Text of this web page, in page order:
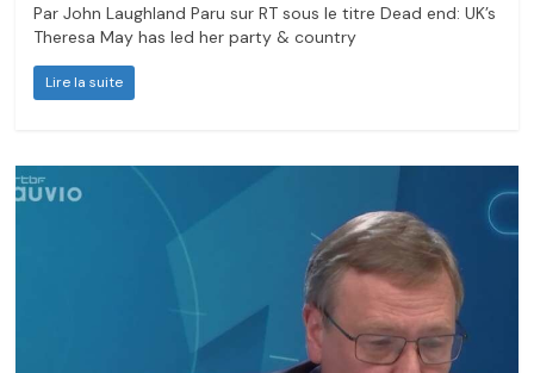
Par John Laughland Paru sur RT sous le titre Dead end: UK’s
Theresa May has led her party & country
Lire la suite